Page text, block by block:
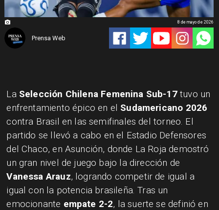
Prensa Web
8 de mayo de 2026
La Selección Chilena Femenina Sub-17tuvo un
enfrentamiento épico en el Sudamericano 2026
contra Brasil en las semifinales del torneo. El
partido se llevó a cabo en el Estadio Defensores
del Chaco, en Asunción, donde La Roja demostró
un gran nivel de juego bajo la dirección de
Vanessa Arauz, logrando competir de igual a
igual con la potencia brasileña. Tras un
emocionante empate 2-2, la suerte se definió en